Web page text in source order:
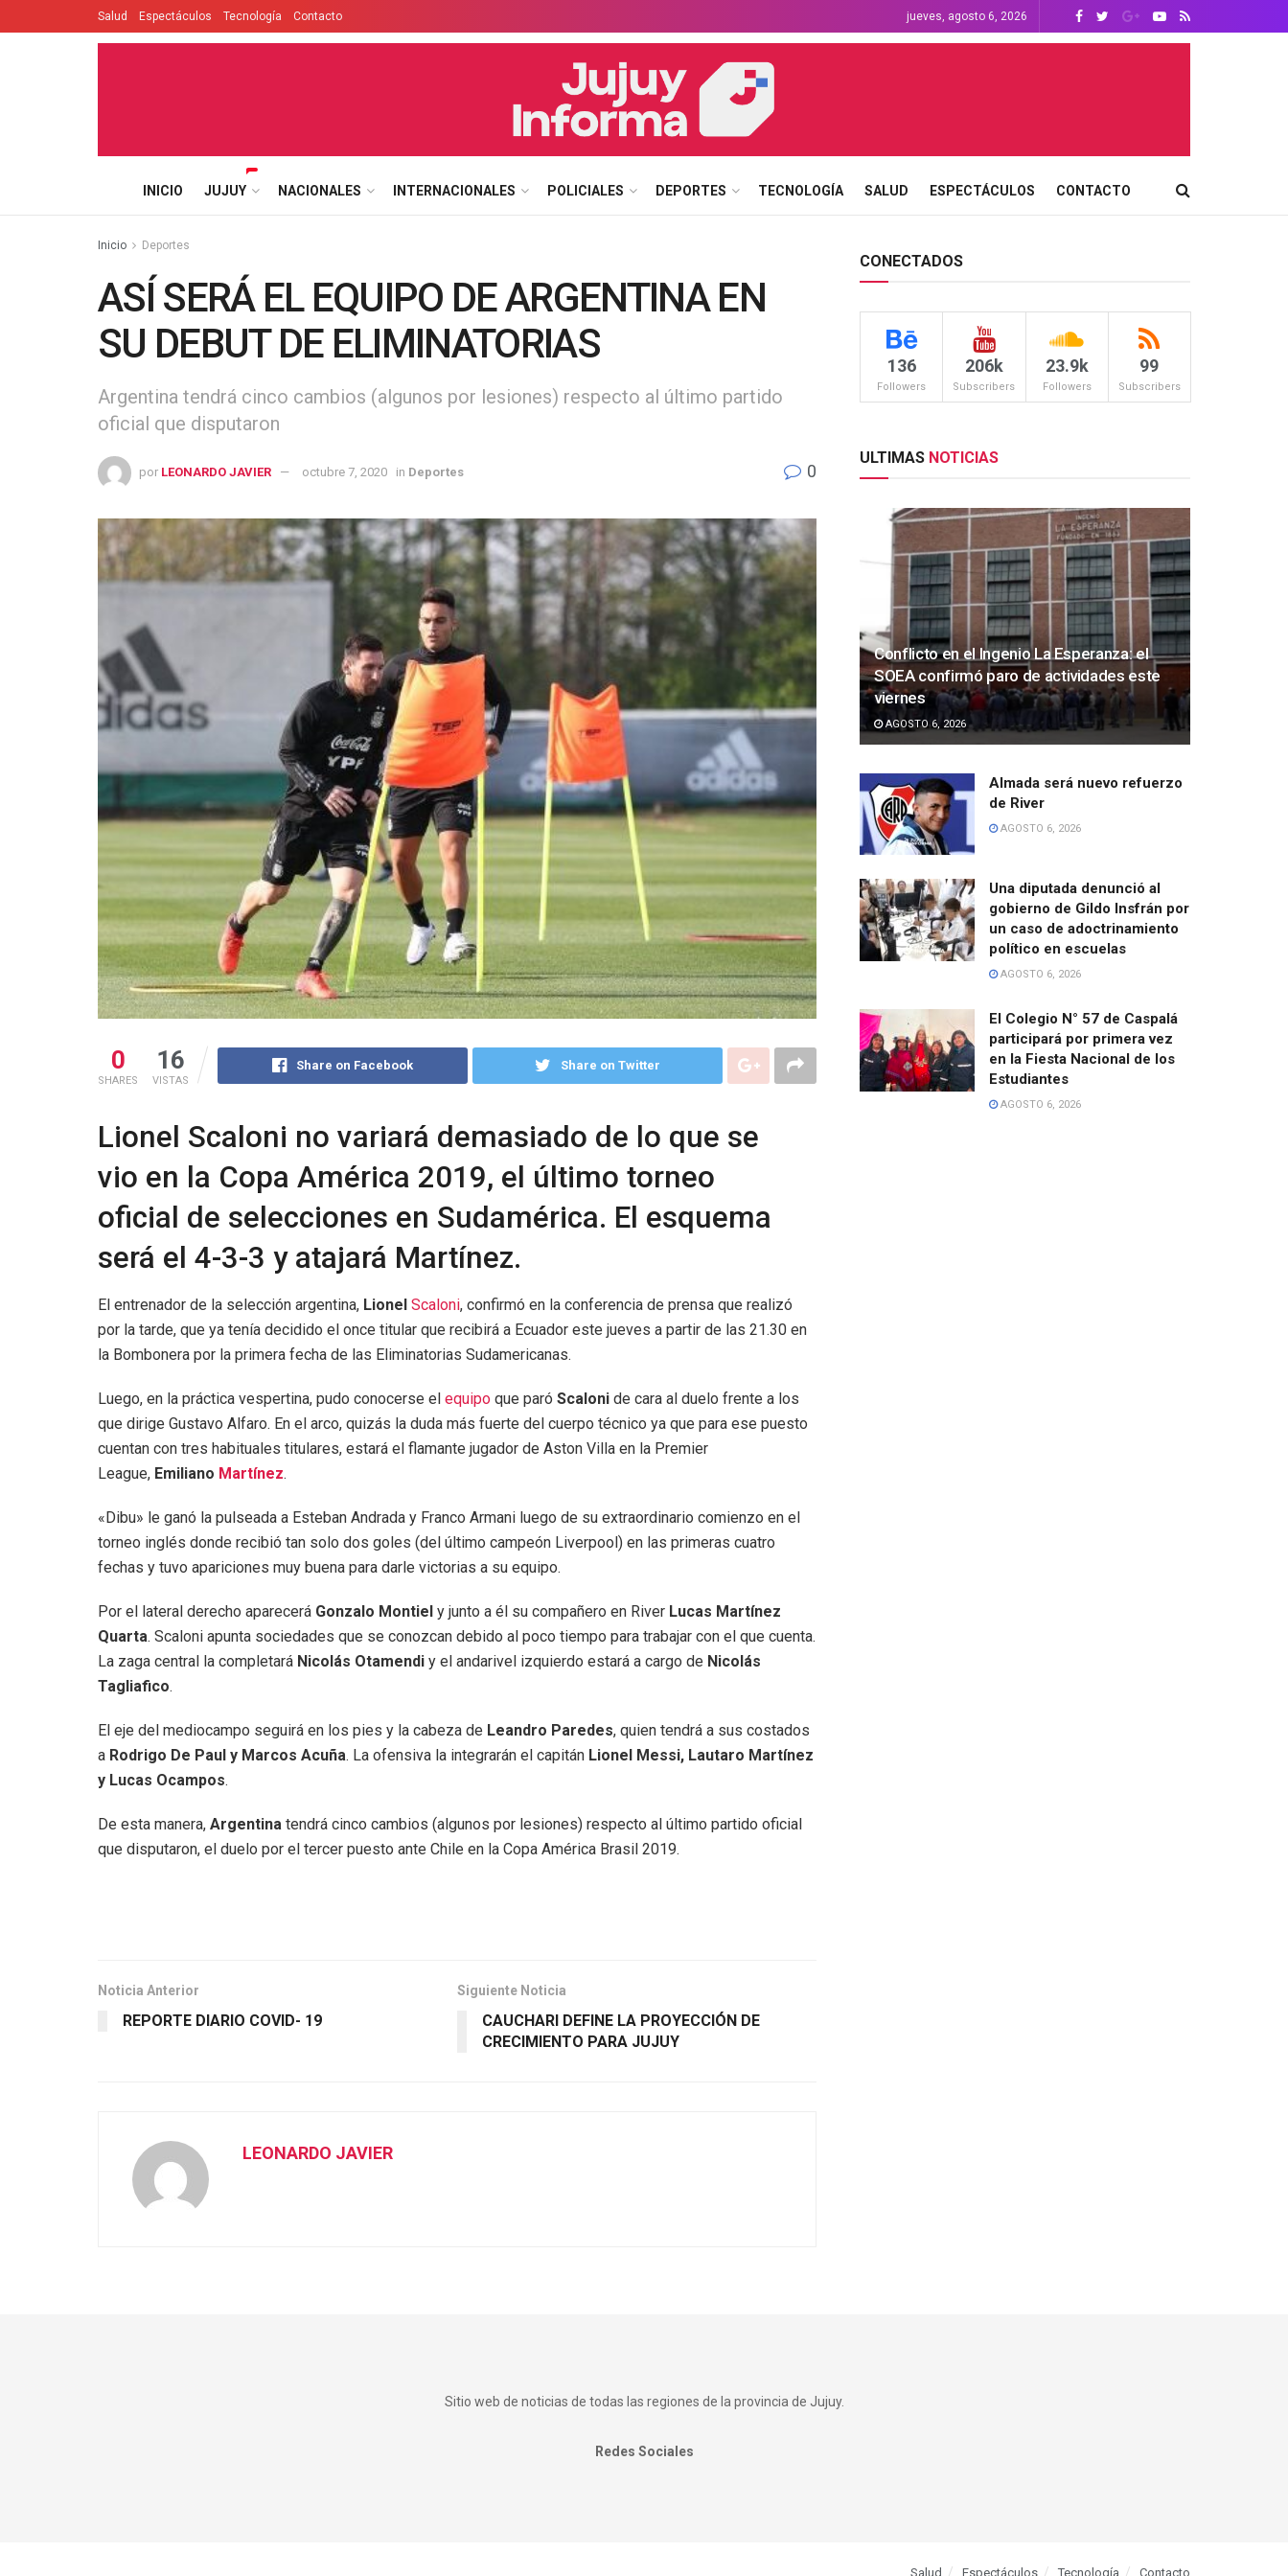
Salud Espectáculos Tecnología Contacto jueves, agosto 6, 2026
INICIO JUJUY NACIONALES INTERNACIONALES POLICIALES DEPORTES TECNOLOGÍA SALUD ESPECTÁCULOS CONTACTO
Inicio Deportes
ASÍ SERÁ EL EQUIPO DE ARGENTINA EN
SU DEBUT DE ELIMINATORIAS
Argentina tendrá cinco cambios (algunos por lesiones) respecto al último partido
oficial que disputaron
por LEONARDO JAVIER octubre 7, 2020 in Deportes 0
0
SHARES
16
VISTAS
Share on Facebook Share on Twitter
Lionel Scaloni no variará demasiado de lo que se
vio en la Copa América 2019, el último torneo
oficial de selecciones en Sudamérica. El esquema
será el 4-3-3 y atajará Martínez.
El entrenador de la selección argentina, Lionel Scaloni, confirmó en la conferencia de prensa que realizó
por la tarde, que ya tenía decidido el once titular que recibirá a Ecuador este jueves a partir de las 21.30 en
la Bombonera por la primera fecha de las Eliminatorias Sudamericanas.
Luego, en la práctica vespertina, pudo conocerse el equipo que paró Scaloni de cara al duelo frente a los
que dirige Gustavo Alfaro. En el arco, quizás la duda más fuerte del cuerpo técnico ya que para ese puesto
cuentan con tres habituales titulares, estará el flamante jugador de Aston Villa en la Premier
League, Emiliano Martínez.
«Dibu» le ganó la pulseada a Esteban Andrada y Franco Armani luego de su extraordinario comienzo en el
torneo inglés donde recibió tan solo dos goles (del último campeón Liverpool) en las primeras cuatro
fechas y tuvo apariciones muy buena para darle victorias a su equipo.
Por el lateral derecho aparecerá Gonzalo Montiel y junto a él su compañero en River Lucas Martínez
Quarta. Scaloni apunta sociedades que se conozcan debido al poco tiempo para trabajar con el que cuenta.
La zaga central la completará Nicolás Otamendi y el andarivel izquierdo estará a cargo de Nicolás
Tagliafico.
El eje del mediocampo seguirá en los pies y la cabeza de Leandro Paredes, quien tendrá a sus costados
a Rodrigo De Paul y Marcos Acuña. La ofensiva la integrarán el capitán Lionel Messi, Lautaro Martínez
y Lucas Ocampos.
De esta manera, Argentina tendrá cinco cambios (algunos por lesiones) respecto al último partido oficial
que disputaron, el duelo por el tercer puesto ante Chile en la Copa América Brasil 2019.
Noticia Anterior
REPORTE DIARIO COVID- 19
Siguiente Noticia
CAUCHARI DEFINE LA PROYECCIÓN DE
CRECIMIENTO PARA JUJUY
LEONARDO JAVIER
CONECTADOS
136
Followers
206k
Subscribers
23.9k
Followers
99
Subscribers
ULTIMAS NOTICIAS
Conflicto en el Ingenio La Esperanza: el
SOEA confirmó paro de actividades este
viernes
AGOSTO 6, 2026
Almada será nuevo refuerzo
de River
AGOSTO 6, 2026
Una diputada denunció al
gobierno de Gildo Insfrán por
un caso de adoctrinamiento
político en escuelas
AGOSTO 6, 2026
El Colegio N° 57 de Caspalá
participará por primera vez
en la Fiesta Nacional de los
Estudiantes
AGOSTO 6, 2026
Sitio web de noticias de todas las regiones de la provincia de Jujuy.
Redes Sociales
Salud Espectáculos Tecnología Contacto